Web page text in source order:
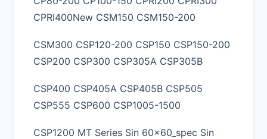
CPRI400New CSM150 CSM150-200
CSM300 CSP120-200 CSP150 CSP150-200
CSP200 CSP300 CSP305A CSP305B
CSP400 CSP405A CSP405B CSP505
CSP555 CSP600 CSP1005-1500
CSP1200 MT Series Sin 60x60_spec Sin